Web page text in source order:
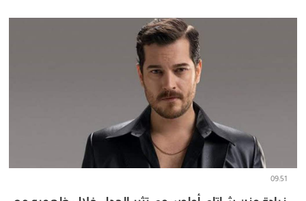
09:51